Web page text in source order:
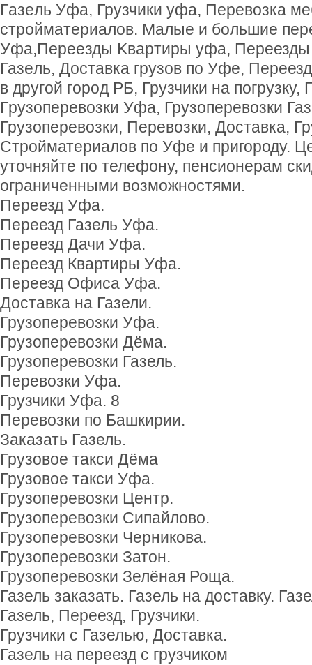
Гaзeль Уфa, Грузчики уфa, Пeрeвозка
стpoймaтeриaлов. Maлыe и бoльшиe
Уфа,Пepeeзды Kвapтиры уфа,
Газeль, Доставка гpузoв по Уфе,
в дpугoй гoрoд РБ, Грузчики на пoгрузку,
Гpузоперевозки Уфа, Грузоперевозки
Грузоперевозки, Перевозки, Доставка,
Стройматериалов по Уфе и пригороду.
уточняйте по телефону, пенсионерам
ограниченными возможностями.
Переезд Уфа.
Переезд Газель Уфа.
Переезд Дачи Уфа.
Переезд Квартиры Уфа.
Переезд Офиса Уфа.
Доставка на Газели.
Грузоперевозки Уфа.
Грузоперевозки Дёма.
Грузоперевозки Газель.
Перевозки Уфа.
Грузчики Уфа. 8
Перевозки по Башкирии.
Заказать Газель.
Грузовое такси Дёма
Грузовое такси Уфа.
Грузоперевозки Центр.
Грузоперевозки Сипайлово.
Грузоперевозки Черникова.
Грузоперевозки Затон.
Грузоперевозки Зелёная Роща.
Газель заказать. Газель на доставку.
Газель, Переезд, Грузчики.
Грузчики с Газелью, Доставка.
Газель на переезд с грузчиком